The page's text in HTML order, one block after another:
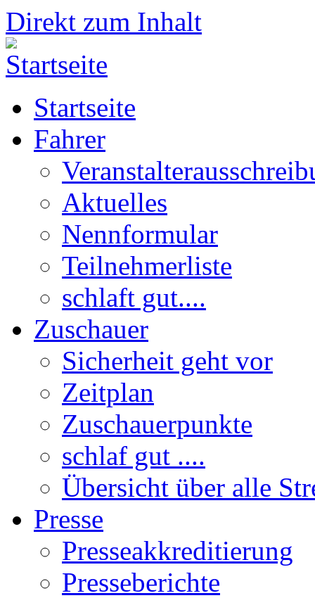
Direkt zum Inhalt
Startseite
Fahrer
Aktuelles
Nennformular
Teilnehmerliste
schlaft gut....
Zuschauer
Sicherheit geht vor
Zeitplan
Zuschauerpunkte
schlaf gut ....
Übersicht über alle
Presse
Presseakkreditierung
Presseberichte